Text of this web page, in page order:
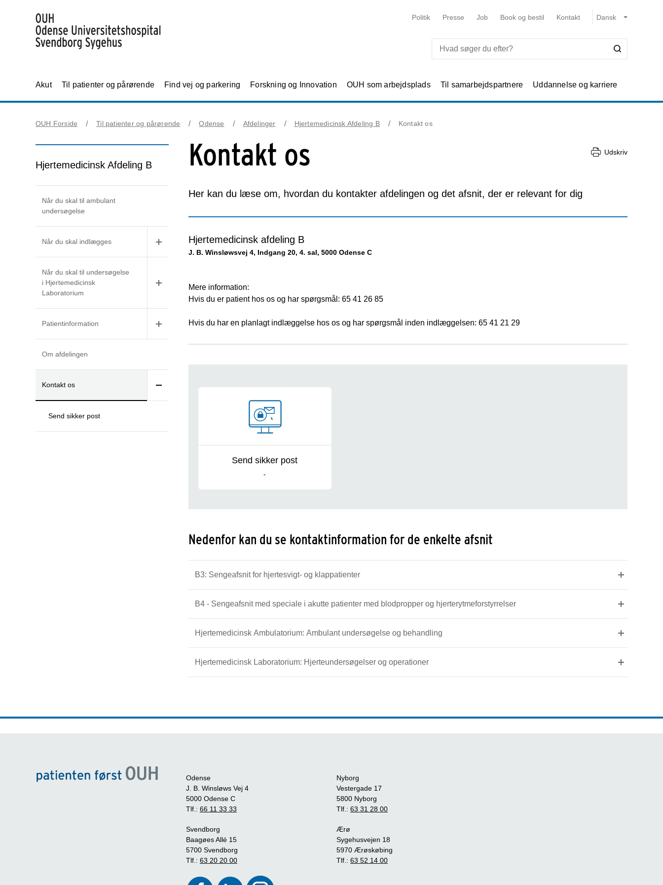
Politik Presse Job Book og bestil Kontakt
Akut Til patienter og pårørende Find vej og parkering Forskning og Innovation OUH som arbejdsplads Til samarbejdspartnere Uddannelse og karriere
OUH Forside Til patienter og pårørende Odense Afdelinger Hjertemedicinsk Afdeling B Kontakt os
Hjertemedicinsk Afdeling B
Når du skal til ambulant
undersøgelse
Når du skal indlægges
Når du skal til undersøgelse
i Hjertemedicinsk
Laboratorium
Patientinformation
Om afdelingen
Kontakt os
Send sikker post
Kontakt os Udskriv
Her kan du læse om, hvordan du kontakter afdelingen og det afsnit, der er relevant for dig
Hjertemedicinsk afdeling B
J. B. Winsløwsvej 4, Indgang 20, 4. sal, 5000 Odense C
Mere information:
Hvis du er patient hos os og har spørgsmål: 65 41 26 85
Hvis du har en planlagt indlæggelse hos os og har spørgsmål inden indlæggelsen: 65 41 21 29
Send sikker post
-
Nedenfor kan du se kontaktinformation for de enkelte afsnit
B3: Sengeafsnit for hjertesvigt- og klappatienter
B4 - Sengeafsnit med speciale i akutte patienter med blodpropper og hjerterytmeforstyrrelser
Hjertemedicinsk Ambulatorium: Ambulant undersøgelse og behandling
Hjertemedicinsk Laboratorium: Hjerteundersøgelser og operationer
Odense
J. B. Winsløws Vej 4
5000 Odense C
Tlf.: 66 11 33 33
Svendborg
Baagøes Allé 15
5700 Svendborg
Tlf.: 63 20 20 00
Nyborg
Vestergade 17
5800 Nyborg
Tlf.: 63 31 28 00
Ærø
Sygehusvejen 18
5970 Ærøskøbing
Tlf.: 63 52 14 00